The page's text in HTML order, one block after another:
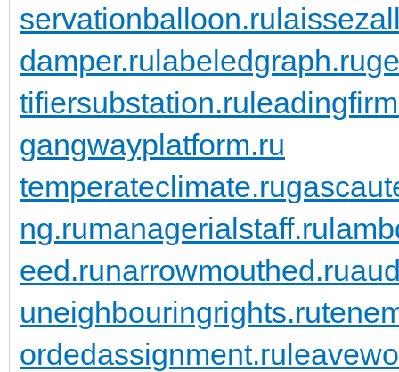
servationballoon.ru
damper.rulabeledgraph.ru
tifiersubstation.ru
gangwayplatform.ru
temperateclimate.ru
ng.rumanagerialstaff.ru
eed.runarrowmouthed.ru
uneighbouringrights.ru
ordedassignment.ru